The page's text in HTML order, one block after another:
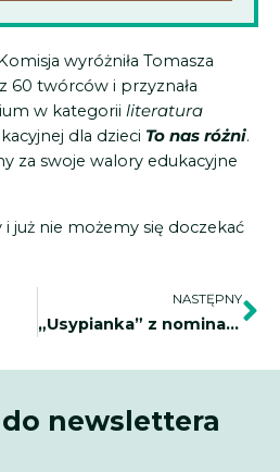
wyróżniła Tomasza
60 twórców i przyznała
w kategorii literatura
dla dzieci To nas różni.
za swoje walory edukacyjne
już nie możemy się doczekać
NASTĘPNY
„Usypianka” z nominacją!
newslettera